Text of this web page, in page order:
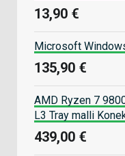
13,90 €
Microsoft
135,90 €
AMD Ryzen 7
L3 Tray malli
439,00 €